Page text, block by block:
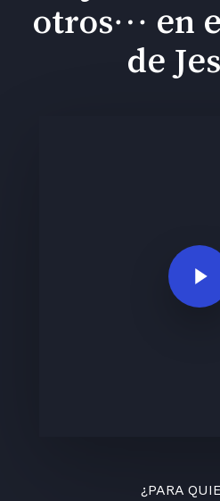
otros… en
de
Play Video
¿PARA